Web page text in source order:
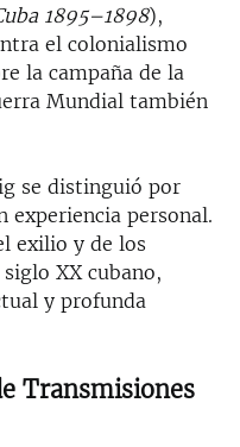
1895–1898),
el colonialismo
la campaña de la
Mundial también
se distinguió por
experiencia personal.
exilio y de los
XX cubano,
y profunda
Transmisiones